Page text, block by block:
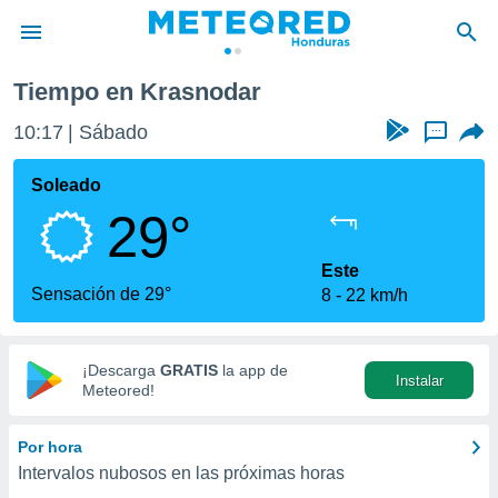
de
ha sido
calidad.
a este
las
y
digital
basada
Tiempo en Krasnodar
10:17 Sábado ...
Soleado
29°
Sensación de 29°
Este
8
22 km/h
¡Descarga GRATIS la app de
Meteored!
Instalar
Por hora
Intervalos nubosos en las próximas horas